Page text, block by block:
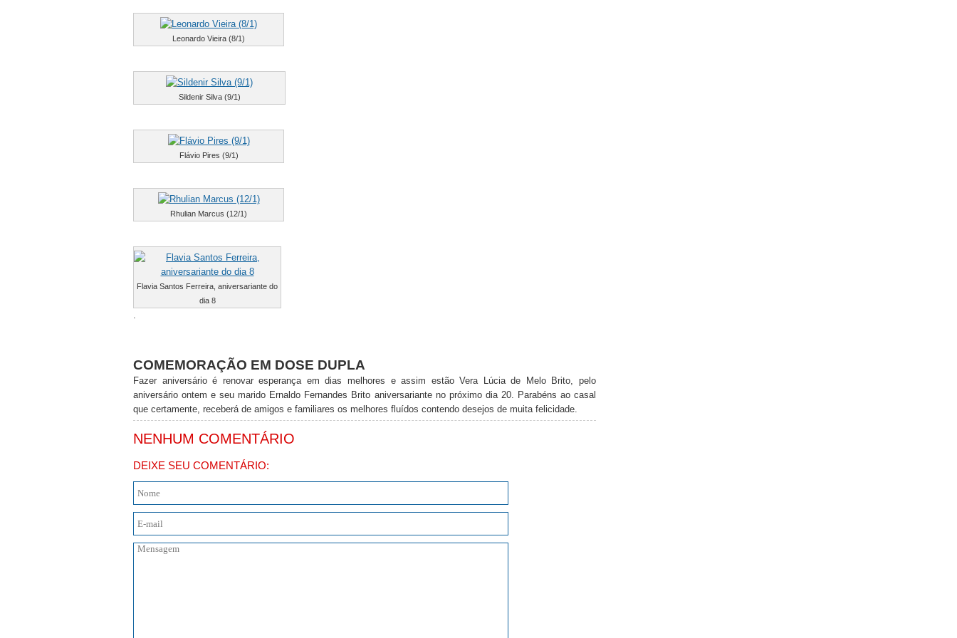
Leonardo Vieira (8/1)
Sildenir Silva (9/1)
Flávio Pires (9/1)
Rhulian Marcus (12/1)
Flavia Santos Ferreira, aniversariante do
dia 8
.
COMEMORAÇÃO EM DOSE DUPLA
Fazer aniversário é renovar esperança em dias melhores e assim estão Vera Lúcia de Melo Brito, pelo
aniversário ontem e seu marido Ernaldo Fernandes Brito aniversariante no próximo dia 20. Parabéns ao casal
que certamente, receberá de amigos e familiares os melhores fluídos contendo desejos de muita felicidade.
NENHUM COMENTÁRIO
DEIXE SEU COMENTÁRIO: